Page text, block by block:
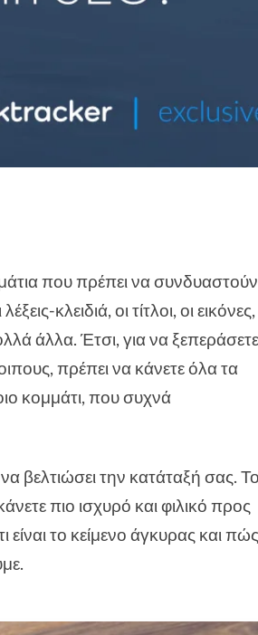
που πρέπει να συνδυαστούν
κλειδιά, οι τίτλοι, οι εικόνες,
άλλα. Έτσι, για να ξεπεράσετε
πρέπει να κάνετε όλα τα
κομμάτι, που συχνά
βελτιώσει την κατάταξή σας. Το
πιο ισχυρό και φιλικό προς
το κείμενο άγκυρας και πώς